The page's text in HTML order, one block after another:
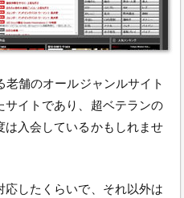
舗のオールジャンルサイト
イトであり、超ベテランの
入会しているかもしれませ
応したくらいで、それ以外は